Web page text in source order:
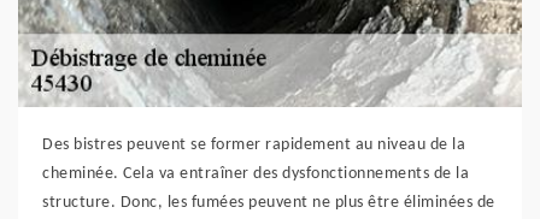
Des bistres peuvent se former rapidement au niveau de la
cheminée. Cela va entraîner des dysfonctionnements de la
structure. Donc, les fumées peuvent ne plus être éliminées de